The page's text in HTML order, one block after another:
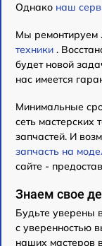
Однако наш
Мы ремонтируем
техники .
будет новой
нас имеется
Минимальные
сеть мастерских
запчастей. И
запчасть на
сайте -
Знаем свое
Будьте уверены
с уверенностью
наших мастеров